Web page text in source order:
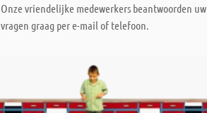
Onze vriendelijke medewerkers beantwoorden uw
vragen graag per e-mail of telefoon.